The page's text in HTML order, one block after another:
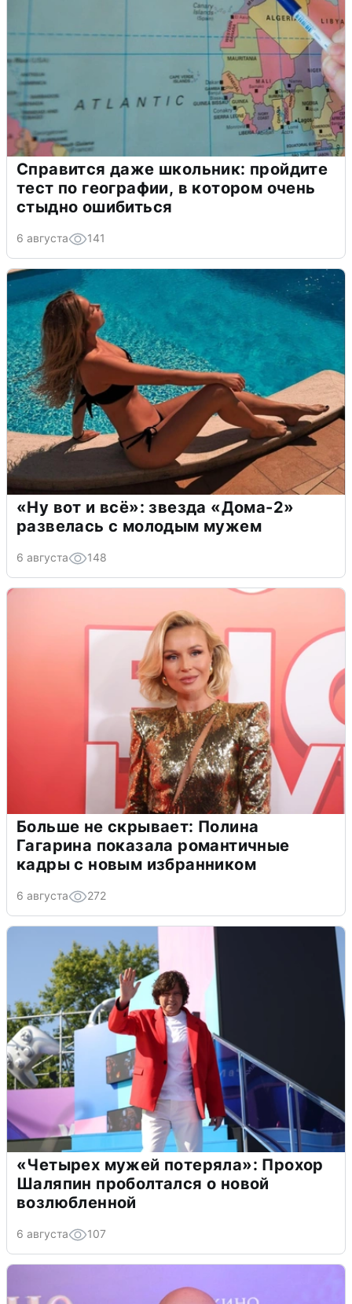
Справится даже школьник: пройдите
тест по географии, в котором очень
стыдно ошибиться
6 августа 141
«Ну вот и всё»: звезда «Дома-2»
развелась с молодым мужем
6 августа 148
Больше не скрывает: Полина
Гагарина показала романтичные
кадры с новым избранником
6 августа 272
«Четырех мужей потеряла»: Прохор
Шаляпин проболтался о новой
возлюбленной
6 августа 107